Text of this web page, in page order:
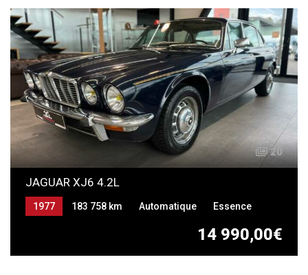
20
JAGUAR XJ6 4.2L
14 990,00€
1977 183 758 km Automatique Essence